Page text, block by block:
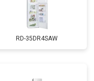
RD-35DR4SAW